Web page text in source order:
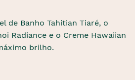
de Banho Tahitian Tiaré, o
Radiance e o Creme Hawaiian
brilho.